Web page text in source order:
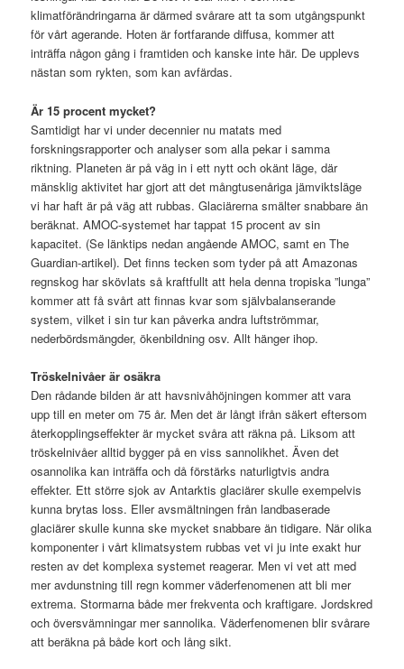
klimatförändringarna är därmed svårare att ta som utgångspunkt
för vårt agerande. Hoten är fortfarande diffusa, kommer att
inträffa någon gång i framtiden och kanske inte här. De upplevs
nästan som rykten, som kan avfärdas.
Är 15 procent mycket?
Samtidigt har vi under decennier nu matats med
forskningsrapporter och analyser som alla pekar i samma
riktning. Planeten är på väg in i ett nytt och okänt läge, där
mänsklig aktivitet har gjort att det mångtusenåriga jämviktsläge
vi har haft är på väg att rubbas. Glaciärerna smälter snabbare än
beräknat. AMOC-systemet har tappat 15 procent av sin
kapacitet. (Se länktips nedan angående AMOC, samt en The
Guardian-artikel). Det finns tecken som tyder på att Amazonas
regnskog har skövlats så kraftfullt att hela denna tropiska ”lunga”
kommer att få svårt att finnas kvar som självbalanserande
system, vilket i sin tur kan påverka andra luftströmmar,
nederbördsmängder, ökenbildning osv. Allt hänger ihop.
Tröskelnivåer är osäkra
Den rådande bilden är att havsnivåhöjningen kommer att vara
upp till en meter om 75 år. Men det är långt ifrån säkert eftersom
återkopplingseffekter är mycket svåra att räkna på. Liksom att
tröskelnivåer alltid bygger på en viss sannolikhet. Även det
osannolika kan inträffa och då förstärks naturligtvis andra
effekter. Ett större sjok av Antarktis glaciärer skulle exempelvis
kunna brytas loss. Eller avsmältningen från landbaserade
glaciärer skulle kunna ske mycket snabbare än tidigare. När olika
komponenter i vårt klimatsystem rubbas vet vi ju inte exakt hur
resten av det komplexa systemet reagerar. Men vi vet att med
mer avdunstning till regn kommer väderfenomenen att bli mer
extrema. Stormarna både mer frekventa och kraftigare. Jordskred
och översvämningar mer sannolika. Väderfenomenen blir svårare
att beräkna på både kort och lång sikt.